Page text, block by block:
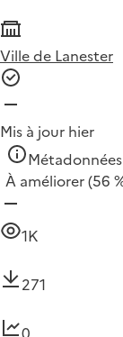
Ville de Lanester
Mis à jour hier
À améliorer(56
1K
271